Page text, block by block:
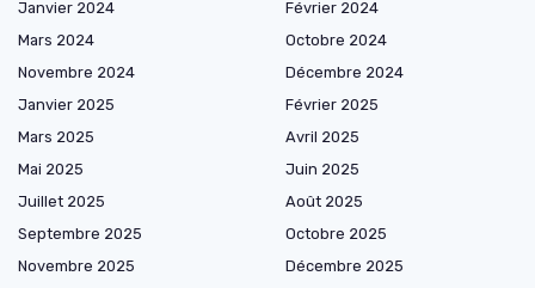
Janvier 2024
Février 2024
Mars 2024
Octobre 2024
Novembre 2024
Décembre 2024
Janvier 2025
Février 2025
Mars 2025
Avril 2025
Mai 2025
Juin 2025
Juillet 2025
Août 2025
Septembre 2025
Octobre 2025
Novembre 2025
Décembre 2025